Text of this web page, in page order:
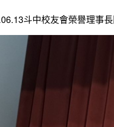
斗中校友會榮譽理事